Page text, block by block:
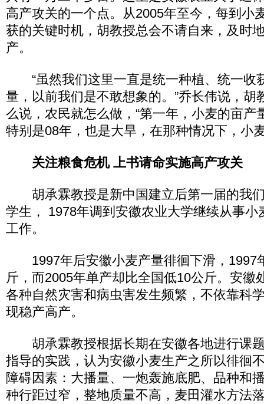
高产攻关的一个点。从2005年至今，每到小
获的关键时机，胡教授总会不请自来，及时
产。
“虽然我们这里一直是统一种植、统一收
量，以前我们是不敢想象的。”乔长伟说，胡
么说，农民就怎么做，“第一年，小麦的亩产
特别是08年，也是大旱，在那种情况下，小
关注粮食危机 上书请命实施高产攻关
胡承霖教授是新中国建立后第一届的我
学生， 1978年调到安徽农业大学继续从事小
工作。
1997年后安徽小麦产量徘徊下滑，1997
斤，而2005年单产却比全国低10公斤。安徽
各种自然灾害和病虫害发生频繁，不依靠科
现稳产高产。
胡承霖教授根据长期在安徽各地进行课
指导的实践，认为安徽小麦生产之所以徘徊
障碍因素：大播量、一炮轰施底肥、品种和
种行距过窄，整地质量不高，麦田灌水方法